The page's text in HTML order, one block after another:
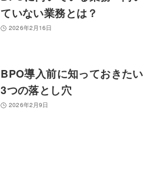
ていない業務とは？
2026年2月16日
BPO導入前に知っておきたい
3つの落とし穴
2026年2月9日